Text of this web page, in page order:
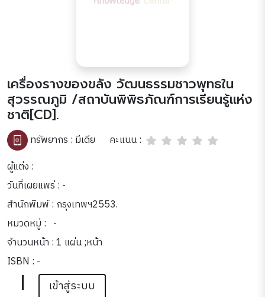
เครื่องรางของขลัง วัฒนธรรมชาวพุทธใน
สุวรรณภูมิ /สถาบันพิพิธภัณฑ์การเรียนรู้แห่ง
ชาติ[CD].
ทรัพยากร : มีเดีย
คะแนน :
ผู้แต่ง :
วันที่เผยแพร่ : -
สำนักพิมพ์ : กรุงเทพฯ2553.
หมวดหมู่ : -
จำนวนหน้า : 1 แผ่น ;หน้า
ISBN : -
| เข้าสู่ระบบ